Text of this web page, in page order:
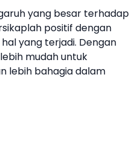
yang besar terhadap
positif dengan
yang terjadi. Dengan
mudah untuk
lebih bahagia dalam